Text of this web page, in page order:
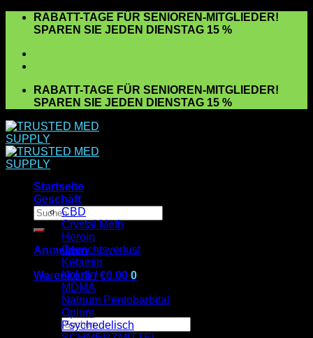
Zum
RABATT-TAGE FÜR SENIOREN-MITGLIEDER!
SPAREN SIE JEDEN DIENSTAG 15 %
RABATT-TAGE FÜR SENIOREN-MITGLIEDER!
SPAREN SIE JEDEN DIENSTAG 15 %
Suchen
nach:
Anmelden
Warenkorb /€0.00 0
Es befinden sich keine Produkte im Warenkorb.
Suchen
nach:
Startseite
Geschäft
CBD
Crystal Meth
Heroin
Gewichtsverlust
Ketamin
Kokain
MDMA
Natrium Pentobarbital
Opium
Psychedelisch